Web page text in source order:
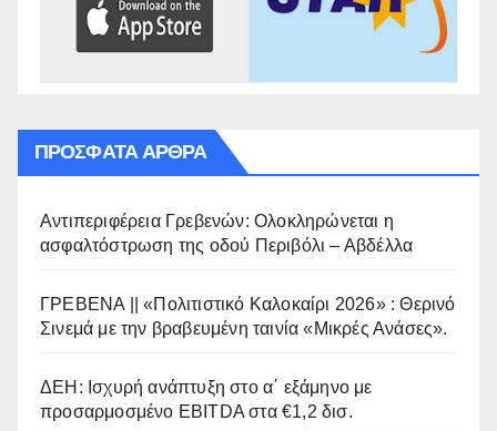
ΠΡΌΣΦΑΤΑ ΆΡΘΡΑ
Αντιπεριφέρεια Γρεβενών: Ολοκληρώνεται η
ασφαλτόστρωση της οδού Περιβόλι – Αβδέλλα
ΓΡΕΒΕΝΑ || «Πολιτιστικό Καλοκαίρι 2026» : Θερινό
Σινεμά με την βραβευμένη ταινία «Μικρές Ανάσες».
ΔΕΗ: Ισχυρή ανάπτυξη στο α΄ εξάμηνο με
προσαρμοσμένο EBITDA στα €1,2 δισ.